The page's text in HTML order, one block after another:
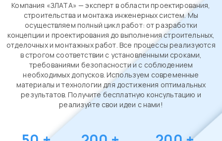
Компания «ЗЛАТА» — эксперт в области проектирования,
строительства и монтажа инженерных систем. Мы
осуществляем полный цикл работ: от разработки
концепции и проектирования до выполнения строительных,
отделочных и монтажных работ. Все процессы реализуются
в строгом соответствии с установленными сроками,
требованиями безопасности и с соблюдением
необходимых допусков. Используем современные
материалы и технологии для достижения оптимальных
результатов. Получите бесплатную консультацию и
реализуйте свои идеи с нами!